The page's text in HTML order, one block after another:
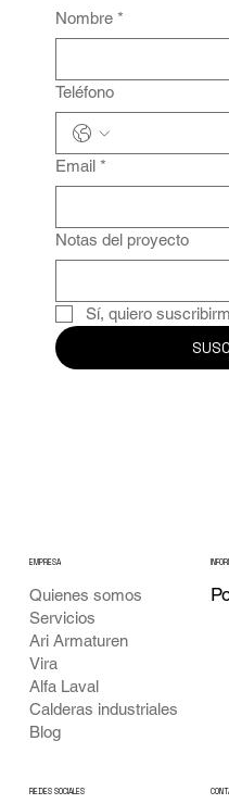
Nombre *
Teléfono
Email *
Notas del proyecto
Sí, quiero
Quienes somos
Servicios
Ari Armaturen
Vira
Alfa Laval
Calderas industriales
Blog
EMPRESA
REDES SOCIALES